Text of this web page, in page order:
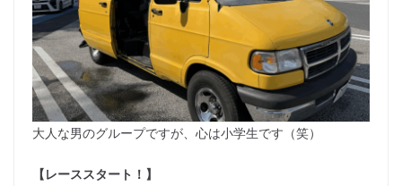
大人な男のグループですが、心は小学生です（笑）
【レーススタート！】